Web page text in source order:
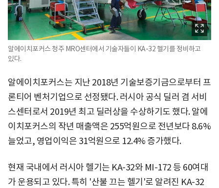
알에이치포커스 청주 MRO센터에서 기술자들이 KA-32 헬기를 정비하고
있다.
알에이치포커스는 지난 2018년 기술보증기금으로부터 프
론티어 벤처기업으로 선정됐다. 러시아 공식 딜러 겸 서비
스센터로서 2019년 최고 딜러상을 수상하기도 했다. 알에
이치포커스의 작년 매출액은 255억원으로 전년보다 8.6%
늘었고, 영업이익은 31억원으로 12.4% 증가했다.
현재 국내에서 러시아 헬기는 KA-32와 MI-172 등 60여대
가 운용되고 있다. 특히 '산불 끄는 헬기'로 알려진 KA-32